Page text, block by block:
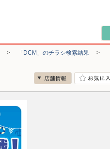
> 「DCM」のチラシ検索結果 >